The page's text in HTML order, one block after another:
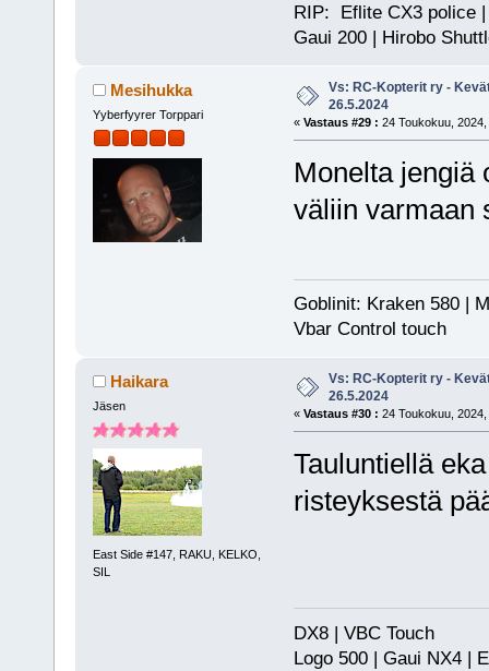
RIP: Eflite CX3 police |
Gaui 200 | Hirobo
Mesihukka
Yyberfyyrer Torppari
Vs: RC-Kopterit ry -
26.5.2024
« Vastaus #29 : 24 Toukokuu,
Monelta jengiä
väliin varmaan
Goblinit: Kraken 580 |
Vbar Control touch
Haikara
Jäsen
East Side #147, RAKU, KELKO,
SIL
Vs: RC-Kopterit ry -
26.5.2024
« Vastaus #30 : 24 Toukokuu,
Tauluntiellä
risteyksestä
DX8 | VBC Touch
Logo 500 | Gaui NX4 |